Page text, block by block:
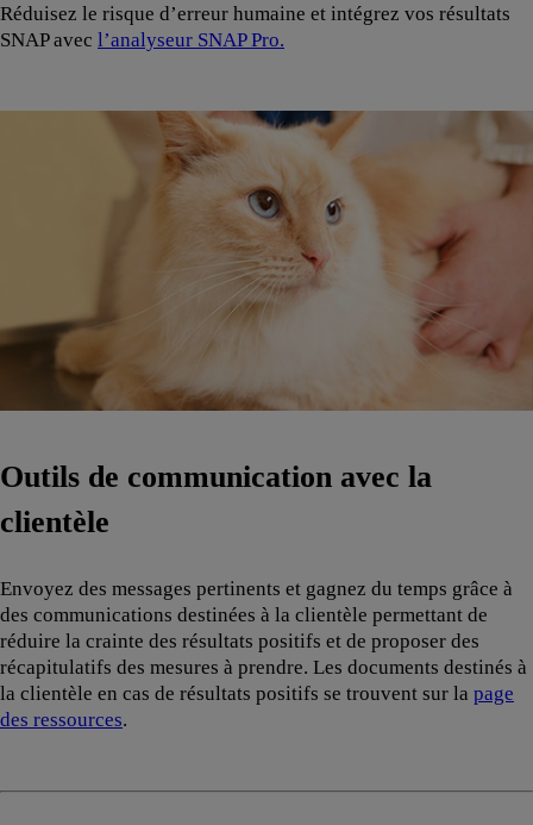
Réduisez le risque d’erreur humaine et intégrez vos résultats
SNAP avec l’analyseur SNAP Pro.
Outils de communication avec la
clientèle
Envoyez des messages pertinents et gagnez du temps grâce à
des communications destinées à la clientèle permettant de
réduire la crainte des résultats positifs et de proposer des
récapitulatifs des mesures à prendre. Les documents destinés à
la clientèle en cas de résultats positifs se trouvent sur la page
des ressources.